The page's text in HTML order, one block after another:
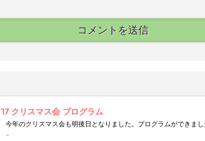
’17 クリスマス会 プログラム
今年のクリスマス会も明後日となりました。プログラムができま
…